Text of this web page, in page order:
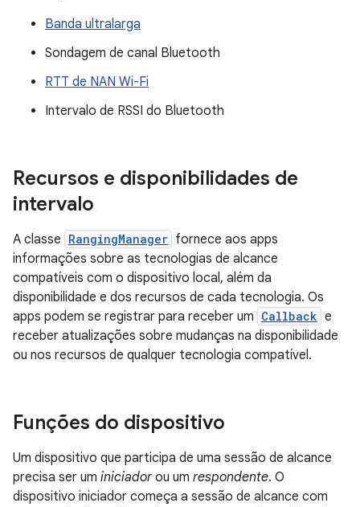
Banda ultralarga
Sondagem de canal Bluetooth
RTT de NAN Wi-Fi
Intervalo de RSSI do Bluetooth
Recursos e disponibilidades de
intervalo
A classe RangingManager fornece aos apps
informações sobre as tecnologias de alcance
compatíveis com o dispositivo local, além da
disponibilidade e dos recursos de cada tecnologia. Os
apps podem se registrar para receber um Callback e
receber atualizações sobre mudanças na disponibilidade
ou nos recursos de qualquer tecnologia compatível.
Funções do dispositivo
Um dispositivo que participa de uma sessão de alcance
precisa ser um iniciadorou um respondente. O
dispositivo iniciador começa a sessão de alcance com